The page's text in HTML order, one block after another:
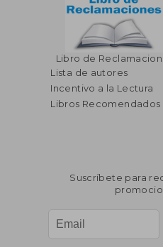
Libro de
Lista de autores
Incentivo a la Lectura
Libros Recomendados
Suscríbete para